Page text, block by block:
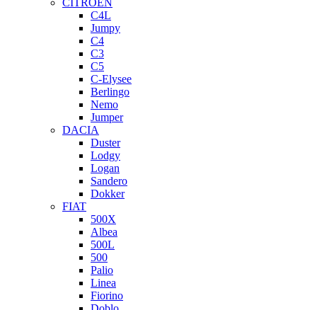
CITROEN
C4L
Jumpy
C4
C3
C5
C-Elysee
Berlingo
Nemo
Jumper
DACIA
Duster
Lodgy
Logan
Sandero
Dokker
FIAT
500X
Albea
500L
500
Palio
Linea
Fiorino